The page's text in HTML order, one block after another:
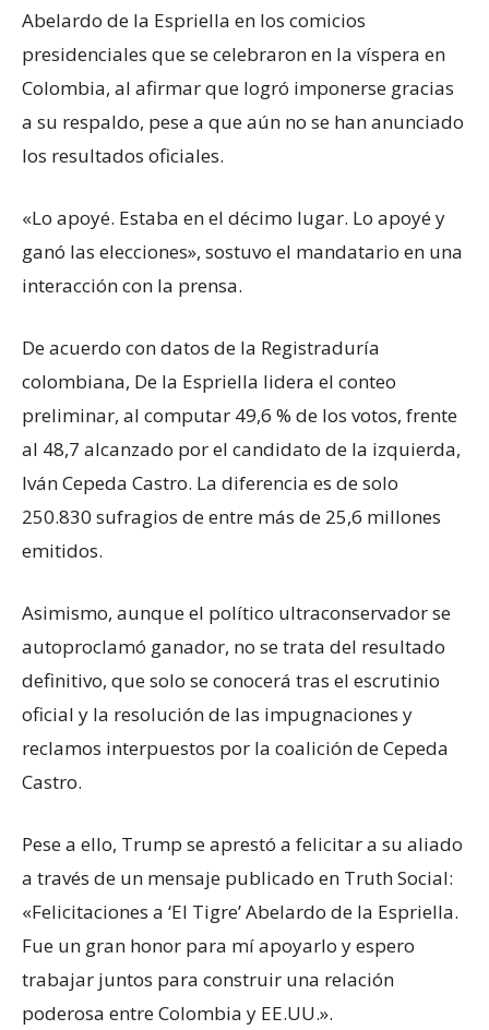
Abelardo de la Espriella en los comicios
presidenciales que se celebraron en la víspera en
Colombia, al afirmar que logró imponerse gracias
a su respaldo, pese a que aún no se han anunciado
los resultados oficiales.
«Lo apoyé. Estaba en el décimo lugar. Lo apoyé y
ganó las elecciones», sostuvo el mandatario en una
interacción con la prensa.
De acuerdo con datos de la Registraduría
colombiana, De la Espriella lidera el conteo
preliminar, al computar 49,6 % de los votos, frente
al 48,7 alcanzado por el candidato de la izquierda,
Iván Cepeda Castro. La diferencia es de solo
250.830 sufragios de entre más de 25,6 millones
emitidos.
Asimismo, aunque el político ultraconservador se
autoproclamó ganador, no se trata del resultado
definitivo, que solo se conocerá tras el escrutinio
oficial y la resolución de las impugnaciones y
reclamos interpuestos por la coalición de Cepeda
Castro.
Pese a ello, Trump se aprestó a felicitar a su aliado
a través de un mensaje publicado en Truth Social:
«Felicitaciones a ‘El Tigre’ Abelardo de la Espriella.
Fue un gran honor para mí apoyarlo y espero
trabajar juntos para construir una relación
poderosa entre Colombia y EE.UU.».